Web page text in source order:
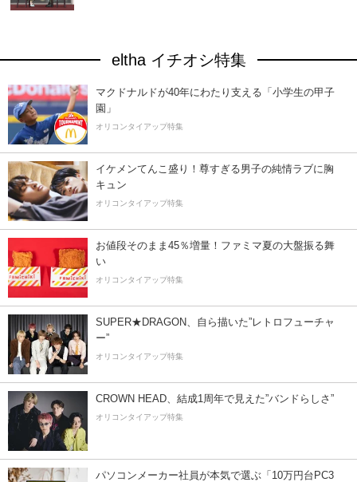
eltha イチオシ特集
マクドナルドが40年にわたり支える「小学生の甲子
園」
オリコンタイアップ特集
イケメンてんこ盛り！尊すぎる男子の純情ラブに胸
キュン
オリコンタイアップ特集
お値段そのまま45％増量！ファミマ夏の大盤振る舞
い
オリコンタイアップ特集
SUPER★DRAGON、自ら描いた”レトロフューチャ
ー”
オリコンタイアップ特集
CROWN HEAD、結成1周年で見えた”バンドらしさ”
オリコンタイアップ特集
パソコンメーカー社員が本気で選ぶ「10万円台PC3